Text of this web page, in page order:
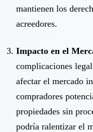
mantienen los
acreedores.
Impacto en el
complicaciones
afectar el mercado
compradores
propiedades sin
podría ralentizar el